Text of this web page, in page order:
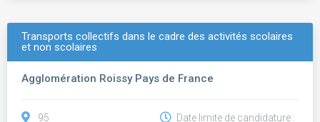
Transports collectifs dans le cadre des activités scolaires
et non scolaires
Agglomération Roissy Pays de France
95
Date limite de candidature :